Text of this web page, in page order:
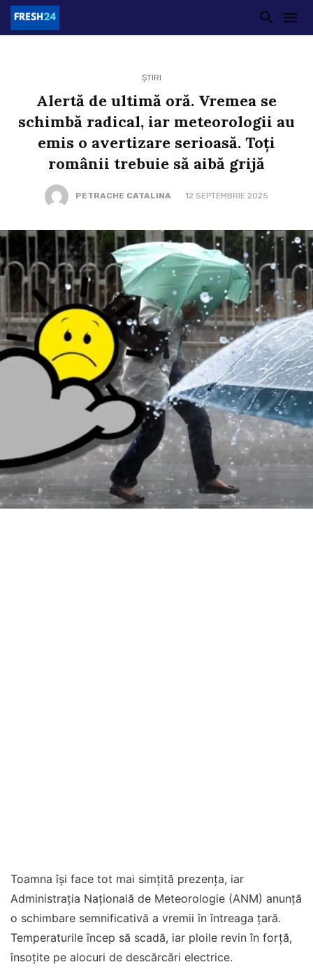
ȘTIRI
Alertă de ultimă oră. Vremea se
schimbă radical, iar meteorologii au
emis o avertizare serioasă. Toți
românii trebuie să aibă grijă
PETRACHE CATALINA 12 SEPTEMBRIE 2025
Toamna își face tot mai simțită prezența, iar
Administrația Națională de Meteorologie (ANM) anunță
o schimbare semnificativă a vremii în întreaga țară.
Temperaturile încep să scadă, iar ploile revin în forță,
însoțite pe alocuri de descărcări electrice.